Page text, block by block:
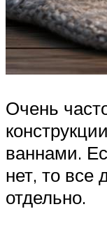
Очень
ваннами.
нет, то все
отдельно.